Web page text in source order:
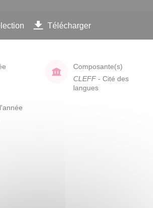
Télécharger
Composante(s)
CLEFF - Cité des
langues